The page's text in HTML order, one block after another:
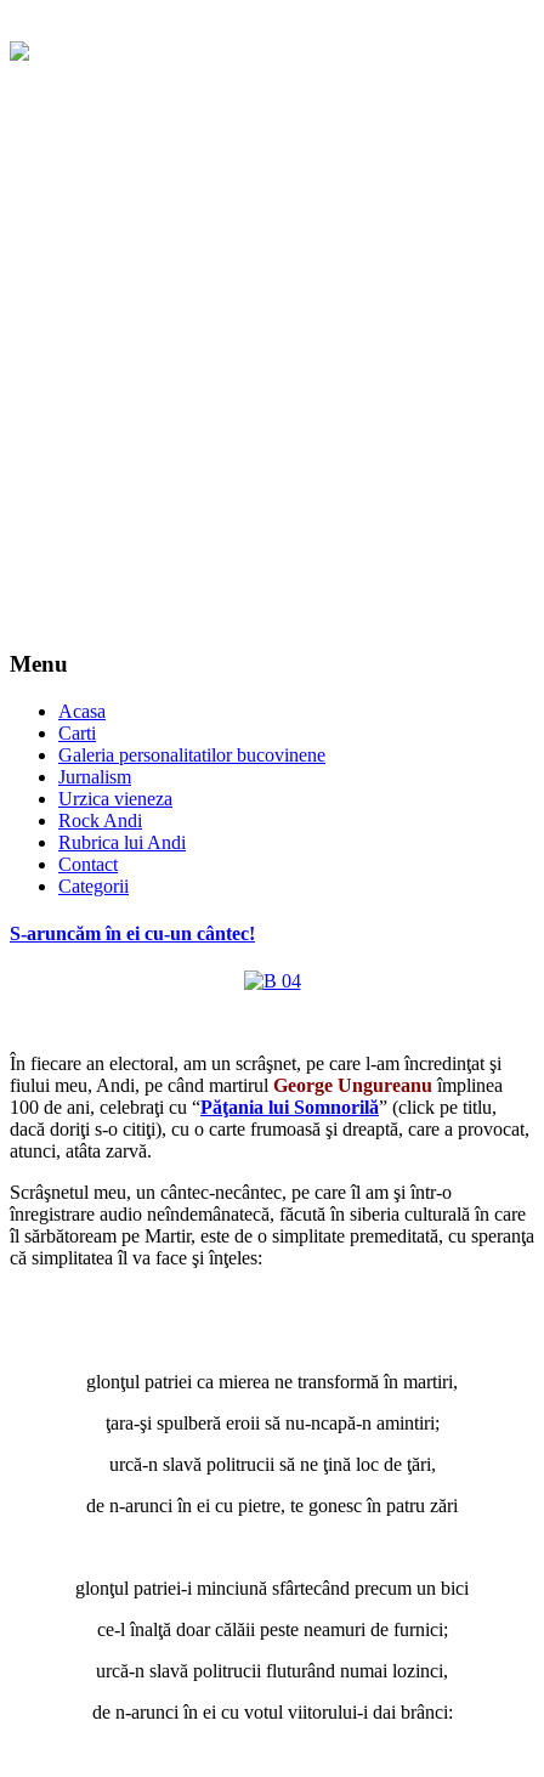
Menu
Acasa
Carti
Galeria personalitatilor bucovinene
Jurnalism
Urzica vieneza
Rock Andi
Rubrica lui Andi
Contact
Categorii
S-aruncăm în ei cu-un cântec!
În fiecare an electoral, am un scrâşnet, pe care l-am încredinţat şi
fiului meu, Andi, pe când martirul George Ungureanu împlinea
100 de ani, celebraţi cu “Păţania lui Somnorilă” (click pe titlu,
dacă doriţi s-o citiţi), cu o carte frumoasă şi dreaptă, care a provocat,
atunci, atâta zarvă.
Scrâşnetul meu, un cântec-necântec, pe care îl am şi într-o
înregistrare audio neîndemânatecă, făcută în siberia culturală în care
îl sărbătoream pe Martir, este de o simplitate premeditată, cu speranţa
că simplitatea îl va face şi înţeles:
glonţul patriei ca mierea ne transformă în martiri,
ţara-şi spulberă eroii să nu-ncapă-n amintiri;
urcă-n slavă politrucii să ne ţină loc de ţări,
de n-arunci în ei cu pietre, te gonesc în patru zări
glonţul patriei-i minciună sfârtecând precum un bici
ce-l înalţă doar călăii peste neamuri de furnici;
urcă-n slavă politrucii fluturând numai lozinci,
de n-arunci în ei cu votul viitorului-i dai brânci: